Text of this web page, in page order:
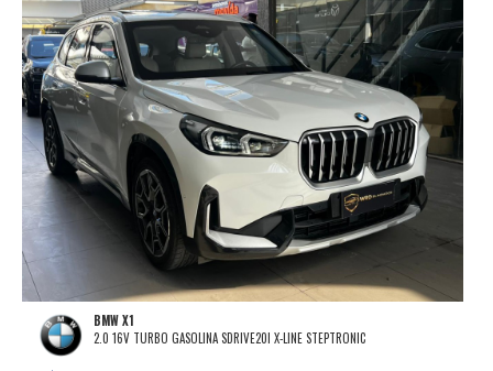
BMW X1
2.0 16V TURBO GASOLINA SDRIVE20I X-LINE STEPTRONIC